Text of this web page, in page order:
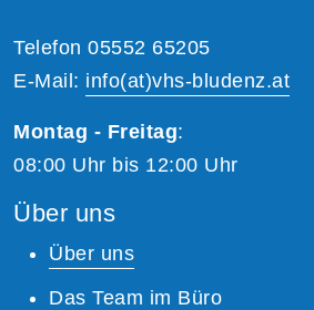
Telefon 05552 65205
E-Mail: info(at)vhs-bludenz.at
Montag - Freitag:
08:00 Uhr bis 12:00 Uhr
Über uns
Über uns
Das Team im Büro